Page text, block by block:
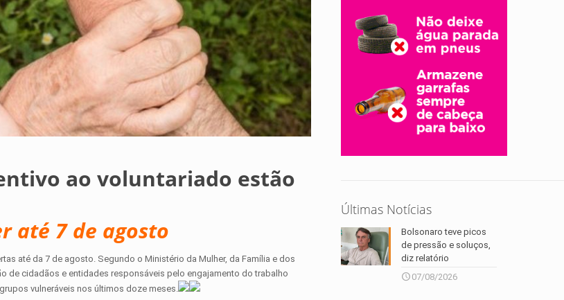
ao voluntariado estão
até 7 de agosto
até da 7 de agosto. Segundo o Ministério da Mulher, da Família e dos
de cidadãos e entidades responsáveis pelo engajamento do trabalho
vulneráveis nos últimos doze meses.
Últimas Notícias
Bolsonaro teve picos
de pressão e soluços,
diz relatório
07/08/2026